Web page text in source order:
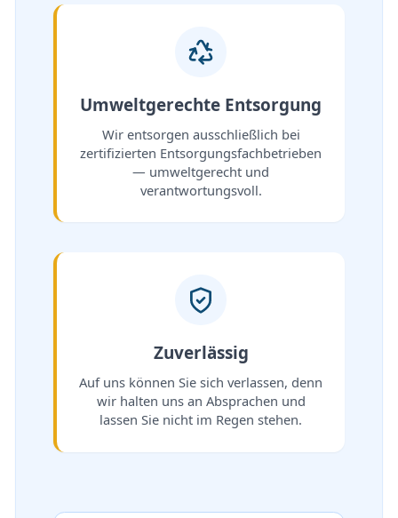
Umweltgerechte Entsorgung
Wir entsorgen ausschließlich bei
zertifizierten Entsorgungsfachbetrieben
— umweltgerecht und
verantwortungsvoll.
Zuverlässig
Auf uns können Sie sich verlassen, denn
wir halten uns an Absprachen und
lassen Sie nicht im Regen stehen.